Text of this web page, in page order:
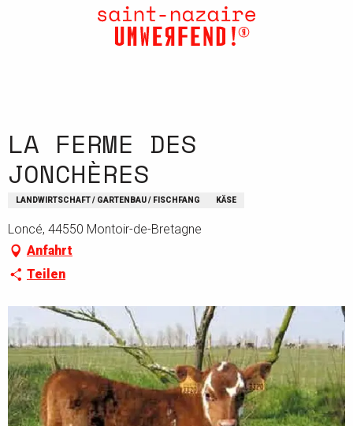
LA FERME DES
JONCHÈRES
LANDWIRTSCHAFT / GARTENBAU / FISCHFANG KÄSE
Loncé, 44550 Montoir-de-Bretagne
Anfahrt
Teilen